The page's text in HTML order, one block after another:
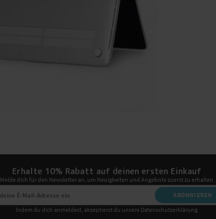
Erhalte 10% Rabatt auf deinen ersten Einkauf
Melde dich für den Newsletter an, um Neuigkeiten und Angebote zuerst zu erhalten
ABONNIEREN
Indem du dich anmeldest, akzeptierst du unsere Datenschutzerklärung